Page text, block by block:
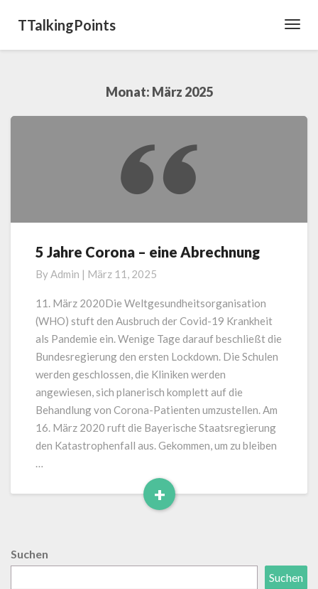
TTalkingPoints
Monat: März 2025
5
Corona
–
eine
Abrechnung
5 Jahre Corona – eine Abrechnung
ByAdmin | März 11, 2025
11. März 2020Die Weltgesundheitsorganisation
(WHO) stuft den Ausbruch der Covid-19 Krankheit
als Pandemie ein. Wenige Tage darauf beschließt die
Bundesregierung den ersten Lockdown. Die Schulen
werden geschlossen, die Kliniken werden
angewiesen, sich planerisch komplett auf die
Behandlung von Corona-Patienten umzustellen. Am
16. März 2020 ruft die Bayerische Staatsregierung
den Katastrophenfall aus. Gekommen, um zu bleiben
…
+
Read
Suchen
Suchen